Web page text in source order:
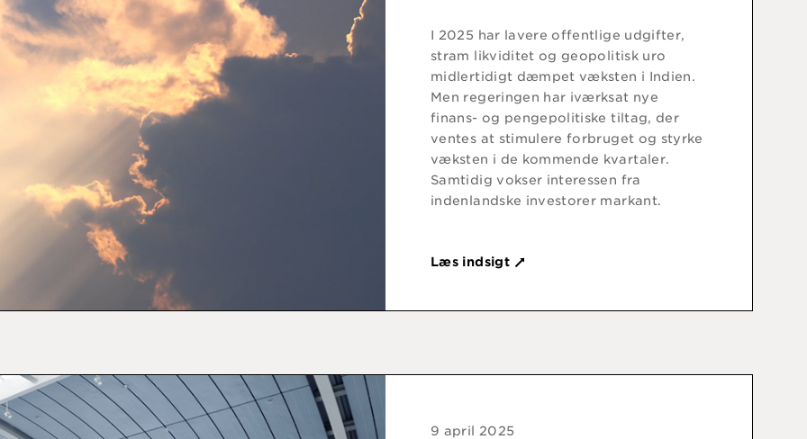
I 2025 har lavere offentlige udgifter,
stram likviditet og geopolitisk uro
midlertidigt dæmpet væksten i Indien.
Men regeringen har iværksat nye
finans- og pengepolitiske tiltag, der
ventes at stimulere forbruget og styrke
væksten i de kommende kvartaler.
Samtidig vokser interessen fra
indenlandske investorer markant.
Læs indsigt
9 april 2025